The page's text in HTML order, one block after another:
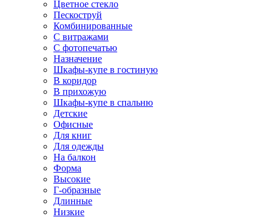
Цветное стекло
Пескоструй
Комбинированные
С витражами
С фотопечатью
Назначение
Шкафы-купе в гостиную
В коридор
В прихожую
Шкафы-купе в спальню
Детские
Офисные
Для книг
Для одежды
На балкон
Форма
Высокие
Г-образные
Длинные
Низкие